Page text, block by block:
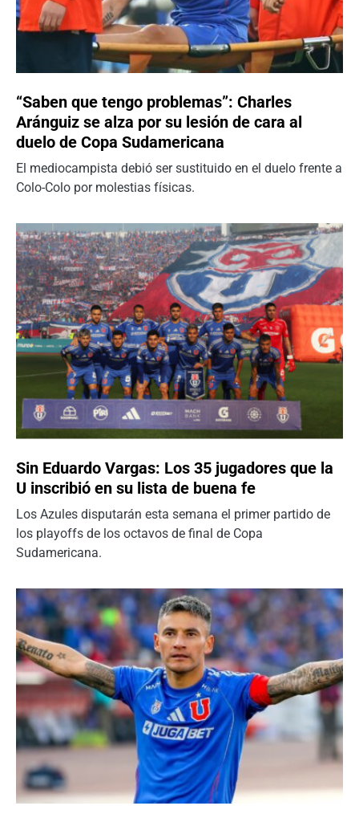
“Saben que tengo problemas”: Charles
Aránguiz se alza por su lesión de cara al
duelo de Copa Sudamericana
El mediocampista debió ser sustituido en el duelo frente a
Colo-Colo por molestias físicas.
Sin Eduardo Vargas: Los 35 jugadores que la
U inscribió en su lista de buena fe
Los Azules disputarán esta semana el primer partido de
los playoffs de los octavos de final de Copa
Sudamericana.